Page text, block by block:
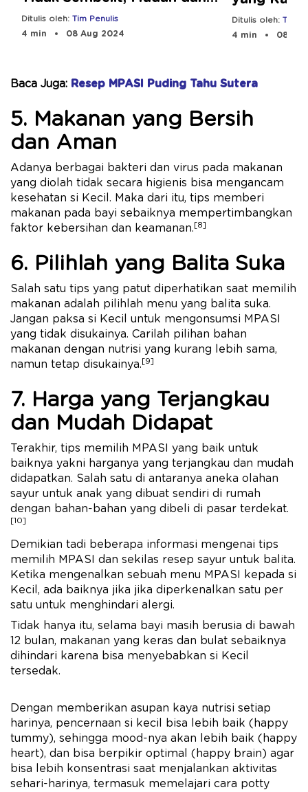
Bergizi!
Ditulis oleh: Tim Penulis
4 min
08 Aug 2024
Dibuat
Ditulis oleh: Tim
4 min
08
Baca Juga: Resep MPASI Puding Tahu Sutera
5. Makanan yang Bersih
dan Aman
Adanya berbagai bakteri dan virus pada makanan
yang diolah tidak secara higienis bisa mengancam
kesehatan si Kecil. Maka dari itu, tips memberi
makanan pada bayi sebaiknya mempertimbangkan
faktor kebersihan dan keamanan.[8]
6. Pilihlah yang Balita Suka
Salah satu tips yang patut diperhatikan saat memilih
makanan adalah pilihlah menu yang balita suka.
Jangan paksa si Kecil untuk mengonsumsi MPASI
yang tidak disukainya. Carilah pilihan bahan
makanan dengan nutrisi yang kurang lebih sama,
namun tetap disukainya.[9]
7. Harga yang Terjangkau
dan Mudah Didapat
Terakhir, tips memilih MPASI yang baik untuk
baiknya yakni harganya yang terjangkau dan mudah
didapatkan. Salah satu di antaranya aneka olahan
sayur untuk anak yang dibuat sendiri di rumah
dengan bahan-bahan yang dibeli di pasar terdekat.
[10]
Demikian tadi beberapa informasi mengenai tips
memilih MPASI dan sekilas resep sayur untuk balita.
Ketika mengenalkan sebuah menu MPASI kepada si
Kecil, ada baiknya jika jika diperkenalkan satu per
satu untuk menghindari alergi.
Tidak hanya itu, selama bayi masih berusia di bawah
12 bulan, makanan yang keras dan bulat sebaiknya
dihindari karena bisa menyebabkan si Kecil
tersedak.
Dengan memberikan asupan kaya nutrisi setiap
harinya, pencernaan si kecil bisa lebih baik (happy
tummy), sehingga mood-nya akan lebih baik (happy
heart), dan bisa berpikir optimal (happy brain) agar
bisa lebih konsentrasi saat menjalankan aktivitas
sehari-harinya, termasuk memelajari cara potty